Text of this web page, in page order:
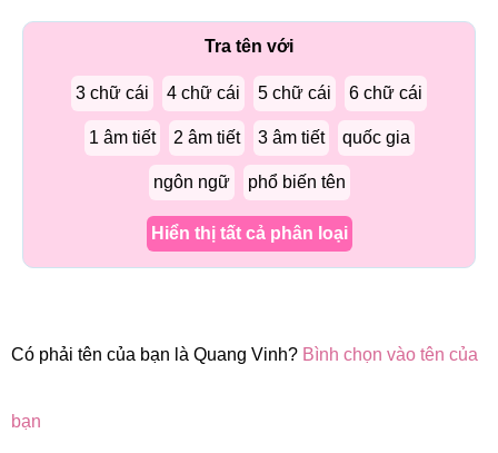
Tra tên với
3 chữ cái 4 chữ cái 5 chữ cái 6 chữ cái
1 âm tiết 2 âm tiết 3 âm tiết quốc gia
ngôn ngữ phổ biến tên
Hiển thị tất cả phân loại
Có phải tên của bạn là Quang Vinh? Bình chọn vào tên của
bạn